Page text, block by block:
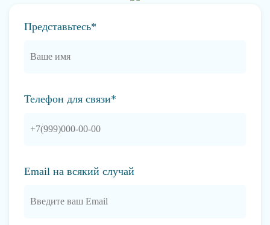
Представьтесь*
Телефон для связи*
Email на всякий случай